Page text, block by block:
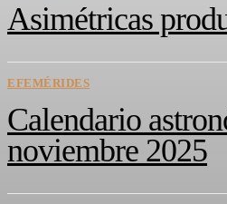
Asimétricas
EFEMÉRIDES
Calendario
noviembre 2025